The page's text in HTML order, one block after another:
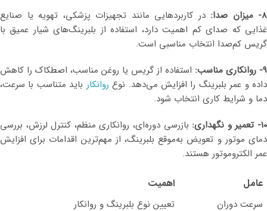
8- میزان صدا:
در کاربردهایی مانند تجهیزات پزشکی، تهویه یا صنایع
غذایی که صدای کم اهمیت دارد، استفاده از بلبرینگ‌های شیار عمیق با
گریس کم‌صدا انتخاب مناسبی است.
9- روانکاری مناسب:
استفاده از گریس یا روغن مناسب، اصطکاک را کاهش
داده و عمر بلبرینگ را افزایش می‌دهد. نوع روانکار باید متناسب با سرعت،
دما و شرایط کاری انتخاب شود.
10- تعمیر و نگهداری:
بازرسی دوره‌ای، روانکاری منظم، کنترل لرزش، بررسی
دمای موتور و تعویض به‌موقع بلبرینگ، از مهم‌ترین اقدامات برای افزایش
عمر الکتروموتور هستند.
عامل اهمیت
سرعت دوران تعیین نوع بلبرینگ و روانکار